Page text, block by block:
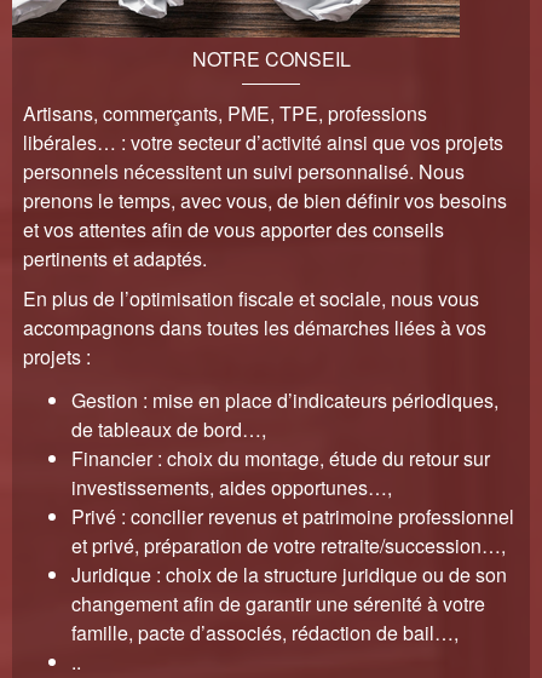
NOTRE CONSEIL
Artisans, commerçants, PME, TPE, professions
libérales… : votre secteur d’activité ainsi que vos projets
personnels nécessitent un suivi personnalisé. Nous
prenons le temps, avec vous, de bien définir vos besoins
et vos attentes afin de vous apporter des conseils
pertinents et adaptés.
En plus de l’optimisation fiscale et sociale, nous vous
accompagnons dans toutes les démarches liées à vos
projets :
Gestion : mise en place d’indicateurs périodiques,
de tableaux de bord…,
Financier : choix du montage, étude du retour sur
investissements, aides opportunes…,
Privé : concilier revenus et patrimoine professionnel
et privé, préparation de votre retraite/succession…,
Juridique : choix de la structure juridique ou de son
changement afin de garantir une sérenité à votre
famille, pacte d’associés, rédaction de bail…,
..